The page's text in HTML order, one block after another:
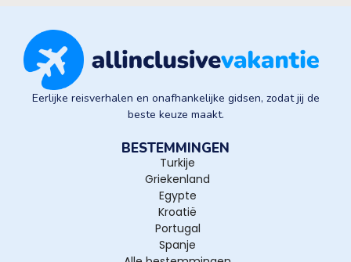
Eerlijke reisverhalen en onafhankelijke gidsen, zodat jij de
beste keuze maakt.
BESTEMMINGEN
Turkije
Griekenland
Egypte
Kroatië
Portugal
Spanje